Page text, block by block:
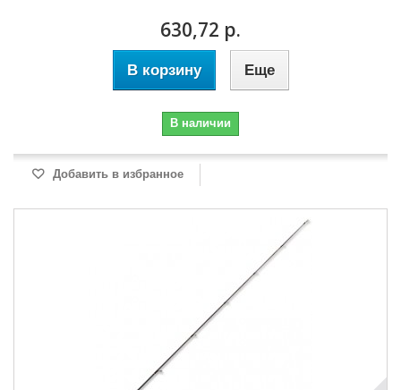
630,72 р.
В корзину Еще
В наличии
Добавить в избранное